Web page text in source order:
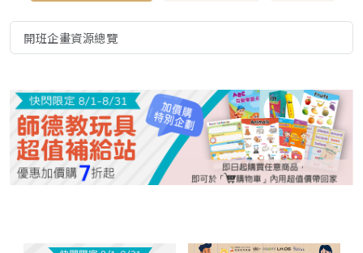
開班企畫資源總覽